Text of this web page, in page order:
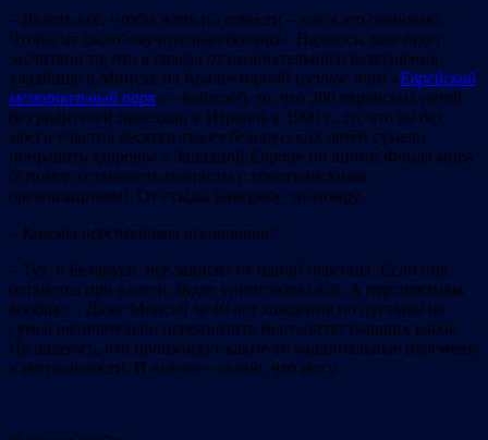
– Делать всё, чтобы жить по совести – как я это понимаю.
Чтобы не было «мучительно больно». Надеюсь, мне будет
засчитано то, что я спасал от окончательного разрушения
кладбище в Минске на Коллекторной (сейчас там «Еврейский
мемориальный парк» – belisrael), то, что 200 еврейских детей
без родителей приехали в Израиль в 1990 г., то, что не без
моего участия десятки тысяч белорусских детей сумели
поправить здоровье в Западной Европе по линии Фонда мира
(я помог установить контакты с христианскими
организациями). От стыда, наверное, не помру.
– Каковы перспективы ассоциации?
– Тут, в Беларуси, всё зависит от одной персоны. Если она
останется при власти, будет уничтожено всё. А перспективы
вообще… Даже Моисей за 40 лет хождения по пустыне не
сумел окончательно переиначить менталитет бывших рабов.
Не надеюсь, что произойдут какие-то кардинальные перемены
в ментальности. И всё же – делаю, что могу.